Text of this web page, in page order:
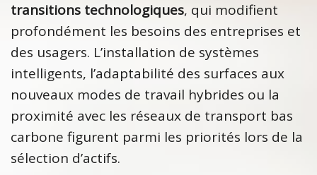
transitions technologiques, qui modifient
profondément les besoins des entreprises et
des usagers. L’installation de systèmes
intelligents, l’adaptabilité des surfaces aux
nouveaux modes de travail hybrides ou la
proximité avec les réseaux de transport bas
carbone figurent parmi les priorités lors de la
sélection d’actifs.